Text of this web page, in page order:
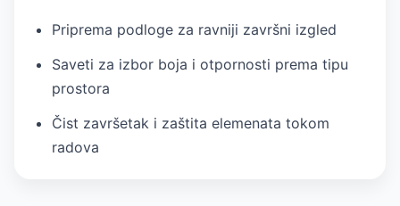
Priprema podloge za ravniji završni izgled
Saveti za izbor boja i otpornosti prema tipu
prostora
Čist završetak i zaštita elemenata tokom
radova